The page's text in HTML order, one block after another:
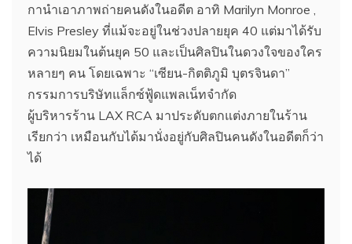
กานำเอาภาพถ่ายคนดังในอดีต อาทิ Marilyn Monroe ,
Elvis Presley ที่แม้จะอยู่ในช่วงปลายยุค 40 แต่มาได้รับ
ความนิยมในต้นยุค 50 และเป็นศิลปินในดวงใจของใคร
หลายๆ คน โดยเฉพาะ “เซียน-กิตติภูมิ บุตรจินดา”
กรรมการบริษัทแล็กซ์ฟู้ดแพลเน็ทจำกัด
ผู้บริหารร้าน LAX RCA มาประดับตกแต่งภายในร้าน
เรียกว่า เหมือนกับได้มานั่งอยู่กับศิลปินคนดังในอดีตก็ว่า
ได้